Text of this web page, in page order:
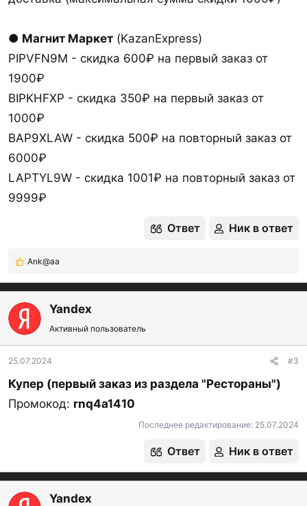
● Магнит Маркет (KazanExpress)
PIPVFN9M - скидка 600₽ на первый заказ от
1900₽
BIPKHFXP - скидка 350₽ на первый заказ от
1000₽
BAP9XLAW - скидка 500₽ на повторный заказ от
6000₽
LAPTYL9W - скидка 1001₽ на повторный заказ от
9999₽
Ответ Ник в ответ
Р
е
а
к
и
и
:
Ank@aa
Yandex
Активный пользователь
25.07.2024 #3
Купер (первый заказ из раздела "Рестораны")
Промокод: rnq4a1410
Последнее редактирование: 25.07.2024
Ответ Ник в ответ
Yandex